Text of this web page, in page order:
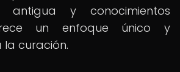
y conocimientos
un enfoque único y
curación.